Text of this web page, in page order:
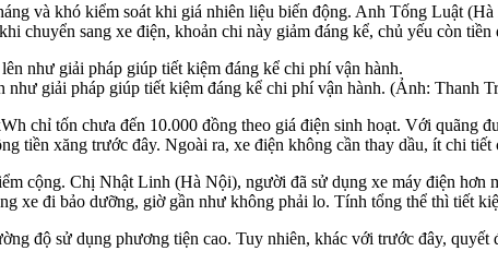
và khó kiểm soát khi giá nhiên liệu biến động. Anh Tống Luật
chuyển sang xe điện, khoản chi này giảm đáng kể, chủ yếu còn tiền
giải pháp giúp tiết kiệm đáng kể chi phí vận hành. (Ảnh: Thanh
chỉ tốn chưa đến 10.000 đồng theo giá điện sinh hoạt. Với quãng
tiền xăng trước đây. Ngoài ra, xe điện không cần thay dầu, ít chi
cộng. Chị Nhật Linh (Hà Nội), người đã sử dụng xe máy điện hơn
xe đi bảo dưỡng, giờ gần như không phải lo. Tính tổng thể thì tiết
độ sử dụng phương tiện cao. Tuy nhiên, khác với trước đây,